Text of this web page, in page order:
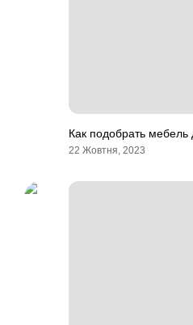
Как подобрать мебель
22 Жовтня, 2023